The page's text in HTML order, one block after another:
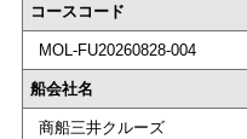
コースコード
MOL-FU20260828-004
船会社名
商船三井クルーズ